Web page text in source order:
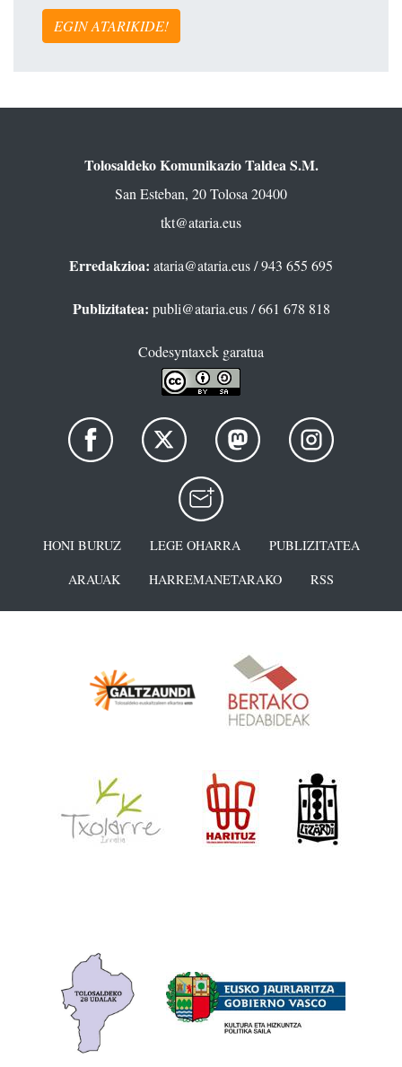
EGIN ATARIKIDE!
Tolosaldeko Komunikazio Taldea S.M.
San Esteban, 20 Tolosa 20400
tkt@ataria.eus
Erredakzioa: ataria@ataria.eus/ 943 655 695
Publizitatea: publi@ataria.eus/ 661 678 818
Codesyntaxek garatua
HONI BURUZ LEGE OHARRA
PUBLIZITATEA
ARAUAK
HARREMANETARAKO RSS